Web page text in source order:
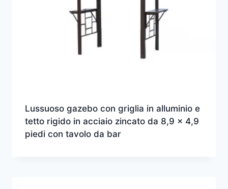
Lussuoso gazebo con griglia in alluminio e
tetto rigido in acciaio zincato da 8,9 x 4,9
piedi con tavolo da bar